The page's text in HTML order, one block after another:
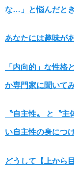
な…」と悩んだと
あなたには趣味が
「内向的」な性格
か専門家に聞いて
〝自主性〟 と〝
い自主性の身につけ
どうして【上から